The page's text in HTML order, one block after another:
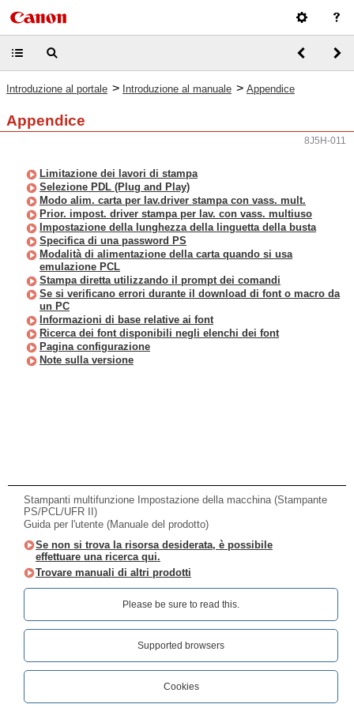
Introduzione al portale > Introduzione al manuale > Appendice
Appendice
8J5H-011
Limitazione dei lavori di stampa
Selezione PDL (Plug and Play)
Modo alim. carta per lav.driver stampa con vass. mult.
Prior. impost. driver stampa per lav. con vass. multiuso
Impostazione della lunghezza della linguetta della busta
Specifica di una password PS
Modalità di alimentazione della carta quando si usa
emulazione PCL
Stampa diretta utilizzando il prompt dei comandi
Se si verificano errori durante il download di font o macro da
un PC
Informazioni di base relative ai font
Ricerca dei font disponibili negli elenchi dei font
Pagina configurazione
Note sulla versione
Stampanti multifunzione Impostazione della macchina (Stampante
PS/PCL/UFR II)
Guida per l'utente (Manuale del prodotto)
Se non si trova la risorsa desiderata, è possibile
effettuare una ricerca qui.
Trovare manuali di altri prodotti
Please be sure to read this.‎
Supported browsers
Cookies